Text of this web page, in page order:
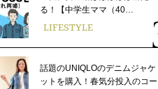
る！【中学生ママ（40…
LIFESTYLE
話題のUNIQLOのデニムジャケ
ットを購入！春気分投入のコー